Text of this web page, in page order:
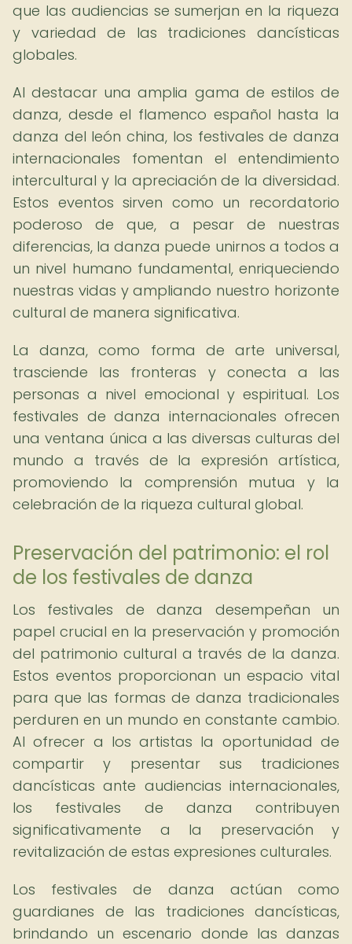
que las audiencias se sumerjan en la riqueza
y variedad de las tradiciones dancísticas
globales.
Al destacar una amplia gama de estilos de
danza, desde el flamenco español hasta la
danza del león china, los festivales de danza
internacionales fomentan el entendimiento
intercultural y la apreciación de la diversidad.
Estos eventos sirven como un recordatorio
poderoso de que, a pesar de nuestras
diferencias, la danza puede unirnos a todos a
un nivel humano fundamental, enriqueciendo
nuestras vidas y ampliando nuestro horizonte
cultural de manera significativa.
La danza, como forma de arte universal,
trasciende las fronteras y conecta a las
personas a nivel emocional y espiritual. Los
festivales de danza internacionales ofrecen
una ventana única a las diversas culturas del
mundo a través de la expresión artística,
promoviendo la comprensión mutua y la
celebración de la riqueza cultural global.
Preservación del patrimonio: el rol
de los festivales de danza
Los festivales de danza desempeñan un
papel crucial en la preservación y promoción
del patrimonio cultural a través de la danza.
Estos eventos proporcionan un espacio vital
para que las formas de danza tradicionales
perduren en un mundo en constante cambio.
Al ofrecer a los artistas la oportunidad de
compartir y presentar sus tradiciones
dancísticas ante audiencias internacionales,
los festivales de danza contribuyen
significativamente a la preservación y
revitalización de estas expresiones culturales.
Los festivales de danza actúan como
guardianes de las tradiciones dancísticas,
brindando un escenario donde las danzas